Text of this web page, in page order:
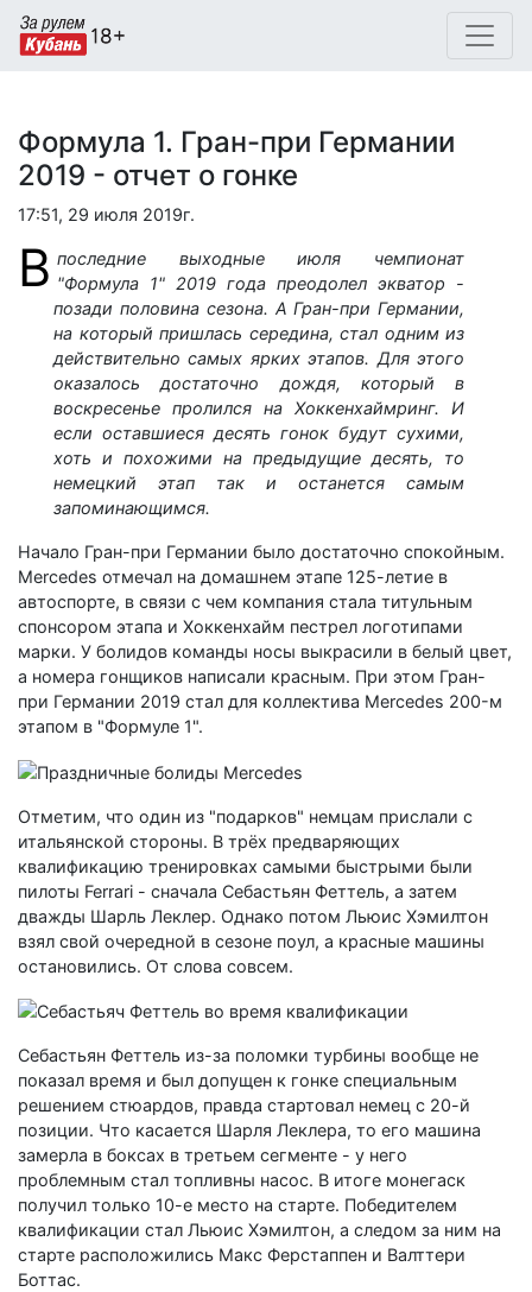
Формула 1. Гран-при Германии
2019 - отчет о гонке
17:51, 29 июля 2019г.
В последние выходные июля чемпионат
"Формула 1" 2019 года преодолел экватор -
позади половина сезона. А Гран-при Германии,
на который пришлась середина, стал одним из
действительно самых ярких этапов. Для этого
оказалось достаточно дождя, который в
воскресенье пролился на Хоккенхаймринг. И
если оставшиеся десять гонок будут сухими,
хоть и похожими на предыдущие десять, то
немецкий этап так и останется самым
запоминающимся.
Начало Гран-при Германии было достаточно спокойным.
Mercedes отмечал на домашнем этапе 125-летие в
автоспорте, в связи с чем компания стала титульным
спонсором этапа и Хоккенхайм пестрел логотипами
марки. У болидов команды носы выкрасили в белый цвет,
а номера гонщиков написали красным. При этом Гран-
при Германии 2019 стал для коллектива Mercedes 200-м
этапом в "Формуле 1".
Отметим, что один из "подарков" немцам прислали с
итальянской стороны. В трёх предваряющих
квалификацию тренировках самыми быстрыми были
пилоты Ferrari - сначала Себастьян Феттель, а затем
дважды Шарль Леклер. Однако потом Льюис Хэмилтон
взял свой очередной в сезоне поул, а красные машины
остановились. От слова совсем.
Себастьян Феттель из-за поломки турбины вообще не
показал время и был допущен к гонке специальным
решением стюардов, правда стартовал немец с 20-й
позиции. Что касается Шарля Леклера, то его машина
замерла в боксах в третьем сегменте - у него
проблемным стал топливны насос. В итоге монегаск
получил только 10-е место на старте. Победителем
квалификации стал Льюис Хэмилтон, а следом за ним на
старте расположились Макс Ферстаппен и Валттери
Боттас.